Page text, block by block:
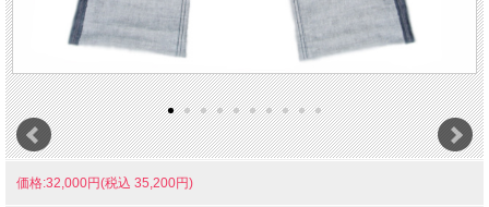
価格:32,000円(税込 35,200円)